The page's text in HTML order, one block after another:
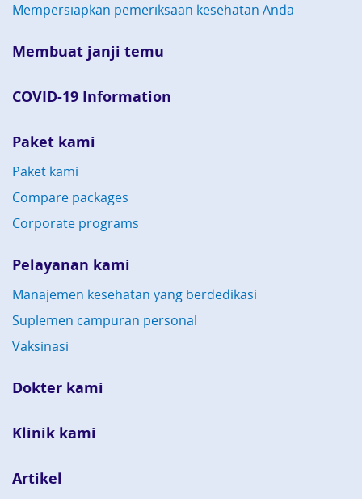
Mempersiapkan pemeriksaan kesehatan Anda
Membuat janji temu
COVID-19 Information
Paket kami
Paket kami
Compare packages
Corporate programs
Pelayanan kami
Manajemen kesehatan yang berdedikasi
Suplemen campuran personal
Vaksinasi
Dokter kami
Klinik kami
Artikel